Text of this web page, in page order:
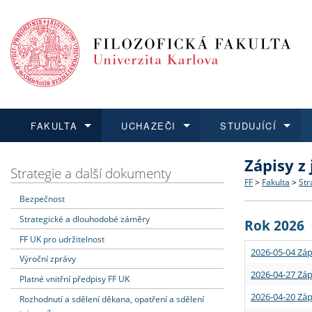
FAKULTA
Dozvědět se více
Struktura
Strategie
Podpora
UCHAZEČI
Podat přihlášku
Co
Učitelské
STUDUJÍCÍ
Dozvědět se více
Rigorózní
Dozvědět se více
O vědě a
Granty a
Dozvědět se více
Aktuální
Strategie a další dokumenty
Bezpečnost
Strategické a dlouhodobé záměry
FF UK pro udržitelnost
Výroční zprávy
Platné vnitřní předpisy FF UK
Rozhodnutí a sdělení děkana, opatření a sdělení
Zápisy
FF > Fakulta >
Rok 2026
2026-05-04
2026-04-27
2026-04-20